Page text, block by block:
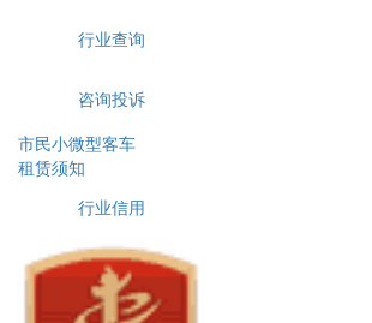
行业查询
咨询投诉
市民小微型客车
租赁须知
行业信用